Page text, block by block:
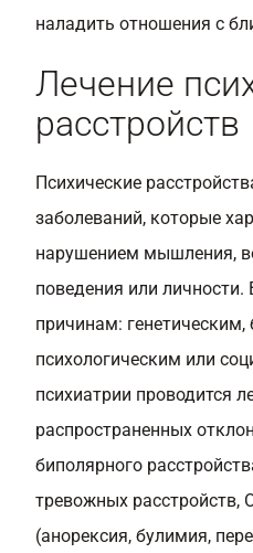
наладить отношения с
Лечение
расстройств
Психические
заболеваний, которые
нарушением мышления,
поведения или
причинам: генетическим,
психологическим или
психиатрии проводится
распространенных
биполярного
тревожных расстройств,
(анорексия, булимия,